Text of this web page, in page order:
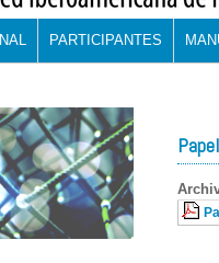
PARTICIPANTES